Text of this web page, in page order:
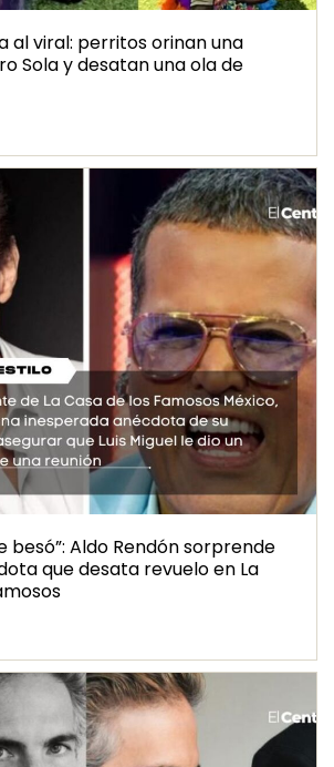
al viral: perritos orinan una
Sola y desatan una ola de
besó”: Aldo Rendón sorprende
que desata revuelo en La